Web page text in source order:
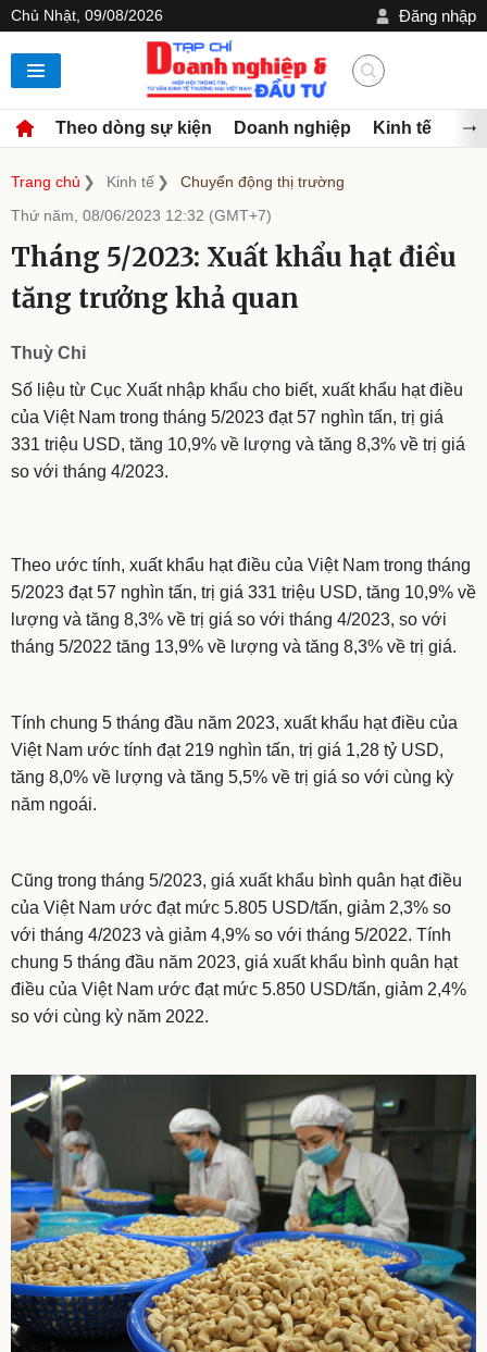
Chủ Nhật, 09/08/2026 Đăng nhập
Theo dòng sự kiện Doanh nghiệp Kinh tế
Trang chủ Kinh tế
Chuyển động thị trường
Thứ năm, 08/06/2023 12:32 (GMT+7)
Tháng 5/2023: Xuất khẩu hạt điều
tăng trưởng khả quan
Thuỳ Chi
Số liệu từ Cục Xuất nhập khẩu cho biết, xuất khẩu hạt điều
của Việt Nam trong tháng 5/2023 đạt 57 nghìn tấn, trị giá
331 triệu USD, tăng 10,9% về lượng và tăng 8,3% về trị giá
so với tháng 4/2023.
Theo ước tính, xuất khẩu hạt điều của Việt Nam trong tháng
5/2023 đạt 57 nghìn tấn, trị giá 331 triệu USD, tăng 10,9% về
lượng và tăng 8,3% về trị giá so với tháng 4/2023, so với
tháng 5/2022 tăng 13,9% về lượng và tăng 8,3% về trị giá.
Tính chung 5 tháng đầu năm 2023, xuất khẩu hạt điều của
Việt Nam ước tính đạt 219 nghìn tấn, trị giá 1,28 tỷ USD,
tăng 8,0% về lượng và tăng 5,5% về trị giá so với cùng kỳ
năm ngoái.
Cũng trong tháng 5/2023, giá xuất khẩu bình quân hạt điều
của Việt Nam ước đạt mức 5.805 USD/tấn, giảm 2,3% so
với tháng 4/2023 và giảm 4,9% so với tháng 5/2022. Tính
chung 5 tháng đầu năm 2023, giá xuất khẩu bình quân hạt
điều của Việt Nam ước đạt mức 5.850 USD/tấn, giảm 2,4%
so với cùng kỳ năm 2022.